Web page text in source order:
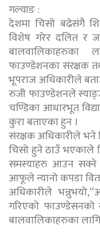
गल्याङ :
देशमा चिसो बढेसंगै
विशेष गरेर दलित र
बालवालिकाहरुका
फाउण्डेशनका संरक्षक
भूपराज अधिकारीले
रुजी फाउण्डेशनले
चण्डिका आधारभूत
कुरा बताएका हुन ।
संरक्षक अधिकारीले भने
चिसो हुने ठाउँ भएकाले
समस्याहरु आउन सक्ने
आफूले न्यानो कपडा
अधिकारीले
गरिएको फाउण्डेसनको
बालवालिकाहरुका